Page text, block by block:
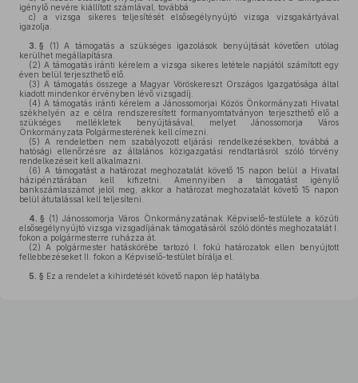
igénylő nevére kiállított számlával, továbbá
c) a vizsga sikeres teljesítését elsősegélynyújtó vizsga vizsgakártyával
igazolja.
3. § (1) A támogatás a szükséges igazolások benyújtását követően utólag
kerülhet megállapításra.
(2) A támogatás iránti kérelem a vizsga sikeres letétele napjától számított egy
éven belül terjeszthető elő.
(3) A támogatás összege a Magyar Vöröskereszt Országos Igazgatósága által
kiadott mindenkor érvényben lévő vizsgadíj.
(4) A támogatás iránti kérelem a Jánossomorjai Közös Önkormányzati Hivatal
székhelyén az e célra rendszeresített formanyomtatványon terjeszthető elő a
szükséges mellékletek benyújtásával, melyet Jánossomorja Város
Önkormányzata Polgármesterének kell címezni.
(5) A rendeletben nem szabályozott eljárási rendelkezésekben, továbbá a
hatósági ellenőrzésre az általános közigazgatási rendtartásról szóló törvény
rendelkezéseit kell alkalmazni.
(6) A támogatást a határozat meghozatalát követő 15 napon belül a Hivatal
házipénztárában kell kifizetni. Amennyiben a támogatást igénylő
bankszámlaszámot jelöl meg, akkor a határozat meghozatalát követő 15 napon
belül átutalással kell teljesíteni.
4. § (1) Jánossomorja Város Önkormányzatának Képviselő-testülete a közúti
elsősegélynyújtó vizsga vizsgadíjának támogatásáról szóló döntés meghozatalát I.
fokon a polgármesterre ruházza át.
(2) A polgármester hatáskörébe tartozó I. fokú határozatok ellen benyújtott
fellebbezéseket II. fokon a Képviselő-testület bírálja el.
5. § Ez a rendelet a kihirdetését követő napon lép hatályba.